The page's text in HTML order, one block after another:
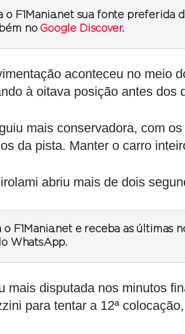
o F1Mania.net sua fonte preferida
no Google Discover.
aconteceu no meio
à oitava posição antes dos
mais conservadora, com
da pista. Manter o carro
abriu mais de dois
o F1Mania.net e receba as últimas
WhatsApp.
mais disputada nos minutos
para tentar a 12ª